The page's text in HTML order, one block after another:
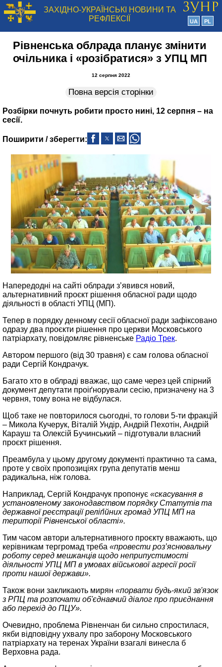
ЗАХІДНО-УКРАЇНСЬКІ НОВИНИ ТА
РЕФЛЕКСІЇ
UA PL
Рівненська облрада планує змінити
очільника і «розібратися» з УПЦ МП
12 серпня 2022
Повна версія сторінки
Розбірки почнуть робити просто нині, 12 серпня – на
сесії.
Поширити / зберегти:
Напередодні на сайті облради з’явився новий,
альтернативний проєкт рішення обласної ради щодо
діяльності в області УПЦ (МП).
Тепер в порядку денному сесії обласної ради зафіксовано
одразу два проєкти рішення про церкви Московського
патріархату, повідомляє рівненське Радіо Трек.
Автором першого (від 30 травня) є сам голова обласної
ради Сергій Кондрачук.
Багато хто в облраді вважає, що саме через цей спірний
документ депутати проіґнорували сесію, призначену на 3
червня, тому вона не відбулася.
Щоб таке не повторилося сьогодні, то голови 5-ти фракцій
– Микола Кучерук, Віталій Ундір, Андрій Пехотін, Андрій
Карауш та Олексій Бучинський – підготували власний
проєкт рішення.
Преамбула у цьому другому документі практично та сама,
проте у своїх пропозиціях група депутатів менш
радикальна, ніж голова.
Наприклад, Сергій Кондрачук пропонує «скасування в
установленому законодавством порядку Статутів та
державної реєстрації реліґійних громад УПЦ МП на
території Рівненської області».
Тим часом автори альтернативного проєкту вважають, що
керівникам тергромад треба «провести роз’яснювальну
роботу серед мешканців щодо неприпустимості
діяльності УПЦ МП в умовах військової агресії росії
проти нашої держави».
Також вони закликають мирян «порвати будь-який зв'язок
з РПЦ та розпочати об'єднавчий діалог про приєднання
або перехід до ПЦУ».
Очевидно, проблема Рівненчан би сильно спростилася,
якби відповідну ухвалу про заборону Московського
патріархату на теренах України взагалі винесла б
Верховна рада.